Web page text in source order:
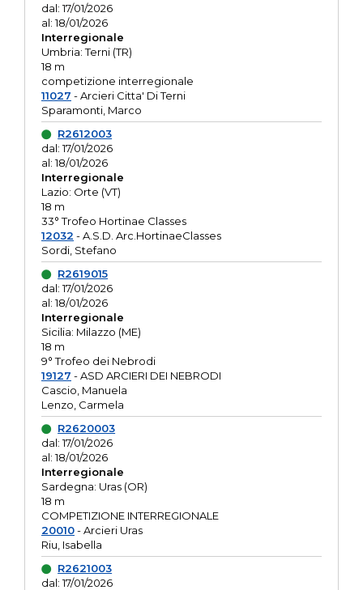
dal: 17/01/2026
al: 18/01/2026
Interregionale
Umbria: Terni (TR)
18 m
competizione interregionale
11027 - Arcieri Citta' Di Terni
Sparamonti, Marco
R2612003
dal: 17/01/2026
al: 18/01/2026
Interregionale
Lazio: Orte (VT)
18 m
33° Trofeo Hortinae Classes
12032 - A.S.D. Arc.HortinaeClasses
Sordi, Stefano
R2619015
dal: 17/01/2026
al: 18/01/2026
Interregionale
Sicilia: Milazzo (ME)
18 m
9° Trofeo dei Nebrodi
19127 - ASD ARCIERI DEI NEBRODI
Cascio, Manuela
Lenzo, Carmela
R2620003
dal: 17/01/2026
al: 18/01/2026
Interregionale
Sardegna: Uras (OR)
18 m
COMPETIZIONE INTERREGIONALE
20010- Arcieri Uras
Riu, Isabella
R2621003
dal: 17/01/2026